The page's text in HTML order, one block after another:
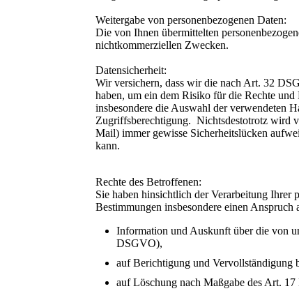
Weitergabe von personenbezogenen Daten:
Die von Ihnen übermittelten
nichtkommerziellen Zwecken.
Datensicherheit:
Wir versichern, dass wir die nach Art. 32
haben, um ein dem Risiko für die Rechte
insbesondere die Auswahl der verwendeten
Zugriffsberechtigung. Nichtsdestotrotz wird
Mail) immer gewisse Sicherheitslücken
kann.
Rechte des Betroffenen:
Sie haben hinsichtlich der Verarbeitung Ihrer
Bestimmungen insbesondere einen Anspruch
Information und Auskunft über die von
DSGVO),
auf Berichtigung und
auf Löschung nach Maßgabe des Art.